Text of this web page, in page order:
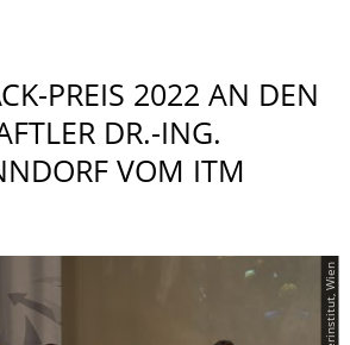
PREIS 2022 AN DEN
DR.-ING.
VOM ITM